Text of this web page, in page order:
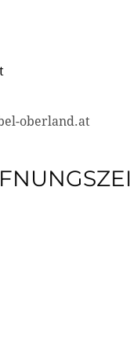
oberland.at